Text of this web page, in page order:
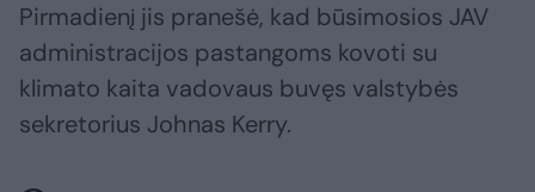
Pirmadienį jis pranešė, kad būsimosios JAV
administracijos pastangoms kovoti su
klimato kaita vadovaus buvęs valstybės
sekretorius Johnas Kerry.